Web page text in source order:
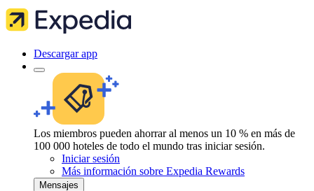
Descargar app
Los miembros pueden ahorrar al menos un 10 % en más de
100 000 hoteles de todo el mundo tras iniciar sesión.
Iniciar sesión
Más información sobre Expedia Rewards
Mensajes